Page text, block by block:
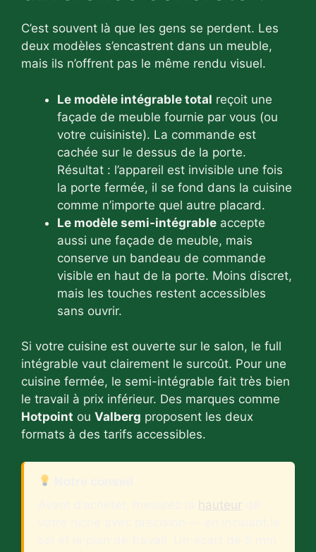
C’est souvent là que les gens se perdent. Les
deux modèles s’encastrent dans un meuble,
mais ils n’offrent pas le même rendu visuel.
Le modèle intégrable total reçoit une
façade de meuble fournie par vous (ou
votre cuisiniste). La commande est
cachée sur le dessus de la porte.
Résultat : l’appareil est invisible une fois
la porte fermée, il se fond dans la cuisine
comme n’importe quel autre placard.
Le modèle semi-intégrable accepte
aussi une façade de meuble, mais
conserve un bandeau de commande
visible en haut de la porte. Moins discret,
mais les touches restent accessibles
sans ouvrir.
Si votre cuisine est ouverte sur le salon, le full
intégrable vaut clairement le surcoût. Pour une
cuisine fermée, le semi-intégrable fait très bien
le travail à prix inférieur. Des marques comme
Hotpoint ou Valberg proposent les deux
formats à des tarifs accessibles.
hauteur